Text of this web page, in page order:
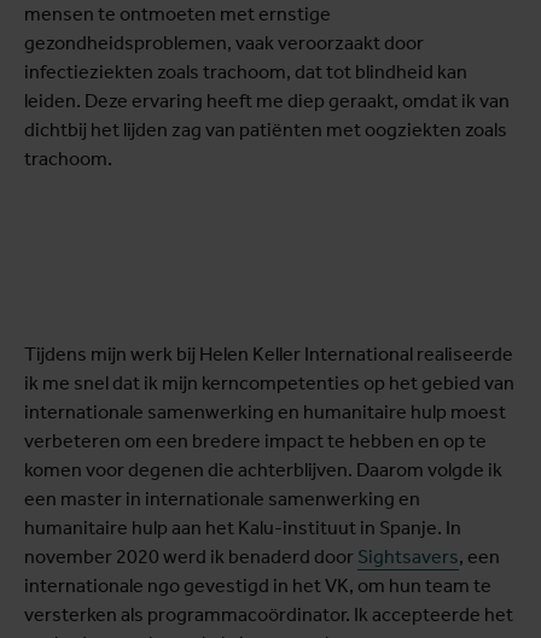
mensen te ontmoeten met ernstige
gezondheidsproblemen, vaak veroorzaakt door
infectieziekten zoals trachoom, dat tot blindheid kan
leiden. Deze ervaring heeft me diep geraakt, omdat ik van
dichtbij het lijden zag van patiënten met oogziekten zoals
trachoom.
Tijdens mijn werk bij Helen Keller International realiseerde
ik me snel dat ik mijn kerncompetenties op het gebied van
internationale samenwerking en humanitaire hulp moest
verbeteren om een bredere impact te hebben en op te
komen voor degenen die achterblijven. Daarom volgde ik
een master in internationale samenwerking en
humanitaire hulp aan het Kalu-instituut in Spanje. In
november 2020 werd ik benaderd door Sightsavers, een
internationale ngo gevestigd in het VK, om hun team te
versterken als programmacoördinator. Ik accepteerde het